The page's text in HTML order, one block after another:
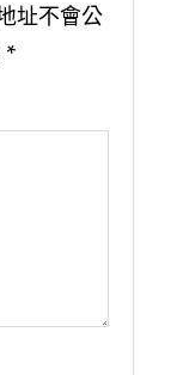
址不會公
*